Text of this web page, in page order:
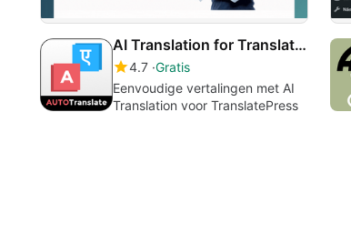
AI Translation for TranslatePress
4.7 Gratis
Eenvoudige vertalingen met AI
Translation voor TranslatePress